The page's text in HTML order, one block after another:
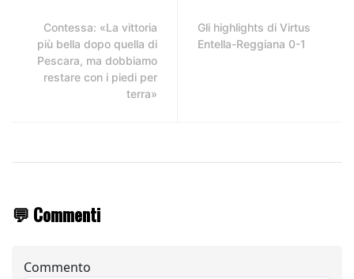
Contessa: «La vittoria
più bella dopo quella di
Pescara, ma dobbiamo
restare con i piedi per
terra»
Gli highlights di Virtus
Entella-Reggiana 0-1
💬 Commenti